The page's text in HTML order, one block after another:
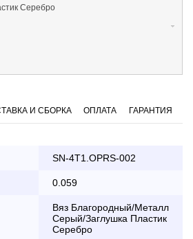
Серебро
И СБОРКА ОПЛАТА ГАРАНТИЯ
SN-4T1.OPRS-002
0.059
Вяз Благородный/Металл
Серый/Заглушка Пластик
Серебро
МКАД осуществляется в будние